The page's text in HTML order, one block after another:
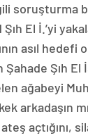
soruşturma
El İ.’yi
asıl hedefi
Şıh El
ağabeyi
arkadaşın
açtığını,